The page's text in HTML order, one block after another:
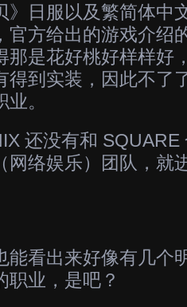
》日服以及繁简体中
官方给出的游戏介绍
那是花好桃好样样好
得到实装，因此不了
。
还没有和
网络娱乐）团队，就
能看出来好像有几个
职业，是吧？